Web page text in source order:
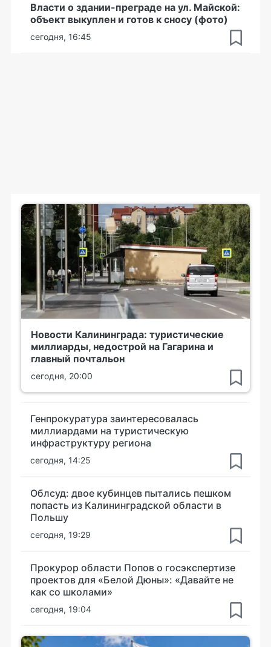
Власти о здании-преграде на ул. Майской:
объект выкуплен и готов к сносу (фото)
сегодня, 16:45
Новости Калининграда: туристические
миллиарды, недострой на Гагарина и
главный почтальон
сегодня, 20:00
Генпрокуратура заинтересовалась
миллиардами на туристическую
инфраструктуру региона
сегодня, 14:25
Облсуд: двое кубинцев пытались пешком
попасть из Калининградской области в
Польшу
сегодня, 19:29
Прокурор области Попов о госэкспертизе
проектов для «Белой Дюны»: «Давайте не
как со школами»
сегодня, 19:04